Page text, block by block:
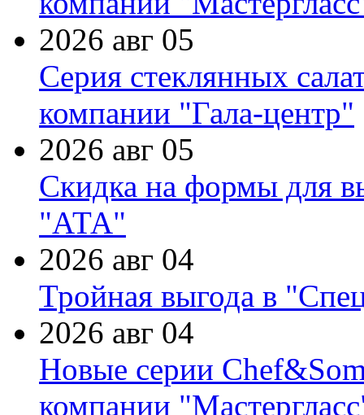
2026 авг 05
Серия стеклянных
компании "Гала-центр"
2026 авг 05
Скидка на формы для
"АТА"
2026 авг 04
Тройная выгода в
2026 авг 04
Новые серии
компании